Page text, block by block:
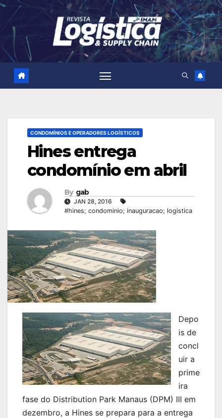
Skip
content
CONDOMÍNIOS E OPERADORES LOGÍSTICOS
Hines entrega
condomínio em abril
By gab
JAN 28, 2016
#hines; condominio; inauguracao; logistica
Depo
is de
concl
uir a
prime
ira
fase do Distribution Park Manaus (DPM) III em
dezembro, a Hines se prepara para a entrega